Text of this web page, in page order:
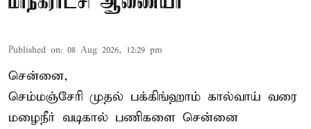
Published on: 08 Aug 2026, 12:29 pm
சென்னை,
செம்மஞ்சேரி முதல் பக்கிங்ஹாம் கால்வாய் வரை
மழைநீர் வடிகால் பணிகளை சென்னை